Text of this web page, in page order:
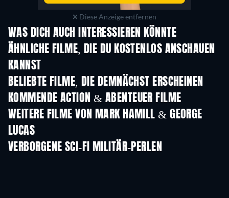
Diese Anzeige entfernen
WAS DICH AUCH INTERESSIEREN KÖNNTE
ÄHNLICHE FILME, DIE DU KOSTENLOS ANSCHAUEN
KANNST
BELIEBTE FILME, DIE DEMNÄCHST ERSCHEINEN
KOMMENDE ACTION & ABENTEUER FILME
WEITERE FILME VON MARK HAMILL & GEORGE
LUCAS
VERBORGENE SCI-FI MILITÄR-PERLEN
Serie